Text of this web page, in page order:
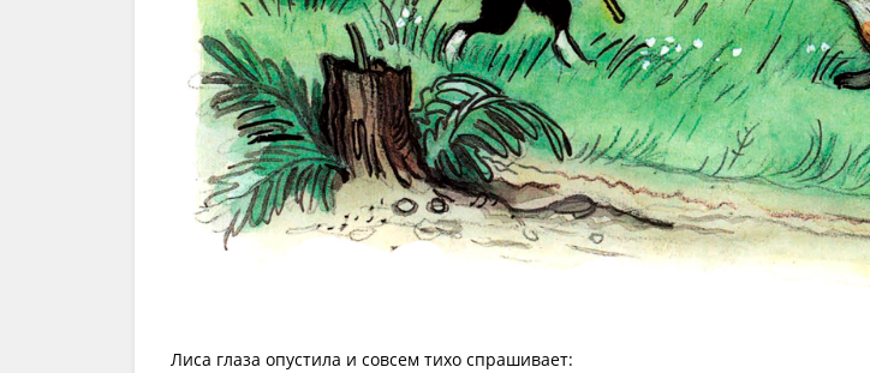
Лиса глаза опустила и совсем тихо спрашивает: